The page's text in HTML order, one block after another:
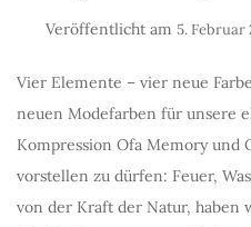
Veröffentlicht am 5. Februar
Vier Elemente – vier neue
neuen Modefarben für unsere
Kompression Ofa Memory und
vorstellen zu dürfen: Feuer,
von der Kraft der Natur, haben